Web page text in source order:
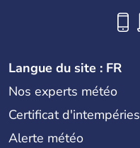
Langue du site : FR
Nos experts météo
Certificat d'intempéries
Alerte météo